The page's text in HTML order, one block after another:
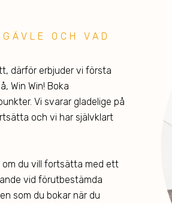
OCH VAD
därför erbjuder vi första
Win Win! Boka
Vi svarar gladelige på
och vi har självklart
om du vill fortsätta med ett
vid förutbestämda
som du bokar när du